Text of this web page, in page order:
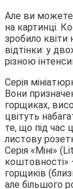
Але ви можете
на картинці.
зробило квіти
відтінки: у
різною
Серія
Вони
горщиках,
цвітуть
те, що під час
листову
Серія «Міні»
коштовності»
горщиків
але більшого